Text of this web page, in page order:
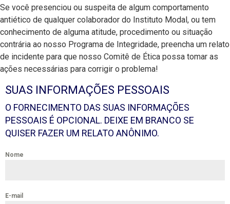
Se você presenciou ou suspeita de algum comportamento
antiético de qualquer colaborador do Instituto Modal, ou tem
conhecimento de alguma atitude, procedimento ou situação
contrária ao nosso Programa de Integridade, preencha um relato
de incidente para que nosso Comitê de Ética possa tomar as
ações necessárias para corrigir o problema!
SUAS INFORMAÇÕES PESSOAIS
O FORNECIMENTO DAS SUAS INFORMAÇÕES
PESSOAIS É OPCIONAL. DEIXE EM BRANCO SE
QUISER FAZER UM RELATO ANÔNIMO.
Nome
E-mail